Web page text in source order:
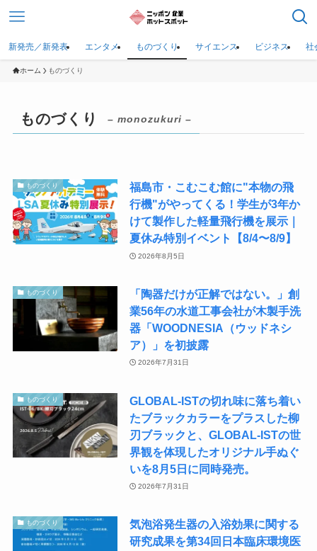
新発売／新発表 エンタメ ものづくり サイエンス ビジネス 社
ホーム ものづくり
ものづくり – monozukuri –
ものづくり
福島市・こむこむ館に"本物の飛
行機"がやってくる！学生が3年か
けて製作した軽量飛行機を展示｜
夏休み特別イベント【8/4〜8/9】
2026年8月5日
ものづくり
「陶器だけが正解ではない。」創
業56年の水道工事会社が木製手洗
器「WOODNESIA（ウッドネシ
ア）」を初披露
2026年7月31日
ものづくり
GLOBAL-ISTの切れ味に落ち着い
たブラックカラーをプラスした柳
刃ブラックと、GLOBAL-ISTの世
界観を体現したオリジナル手ぬぐ
いを8月5日に同時発売。
2026年7月31日
ものづくり
気泡浴発生器の入浴効果に関する
研究成果を​第34回日本臨床環境医